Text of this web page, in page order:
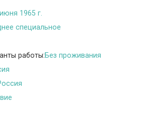
1965 г.
специальное
работы:Без проживания